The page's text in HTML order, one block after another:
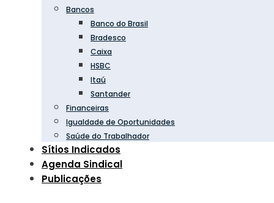
Bancos
Banco do Brasil
Bradesco
Caixa
HSBC
Itaú
Santander
Financeiras
Igualdade de Oportunidades
Saúde do Trabalhador
Sítios Indicados
Agenda Sindical
Publicações